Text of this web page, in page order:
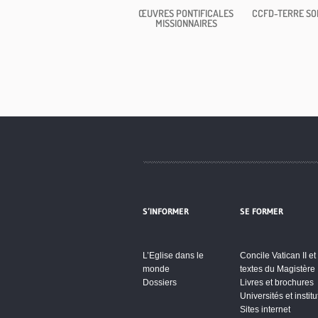
ŒUVRES PONTIFICALES
MISSIONNAIRES
CCFD-TERRE
S’INFORMER
L’Eglise dans le
monde
Dossiers
SE FORMER
Concile Vatican II et
textes du Magistère
Livres et brochures
Universités et
Sites internet